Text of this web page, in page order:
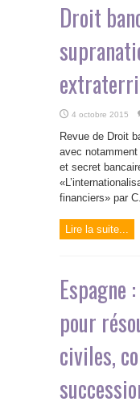
Droit
4 octobre 2015
Revue de Droit
avec
et secret
financiers» par
Lire la suite...
Espagne
pour
civiles,